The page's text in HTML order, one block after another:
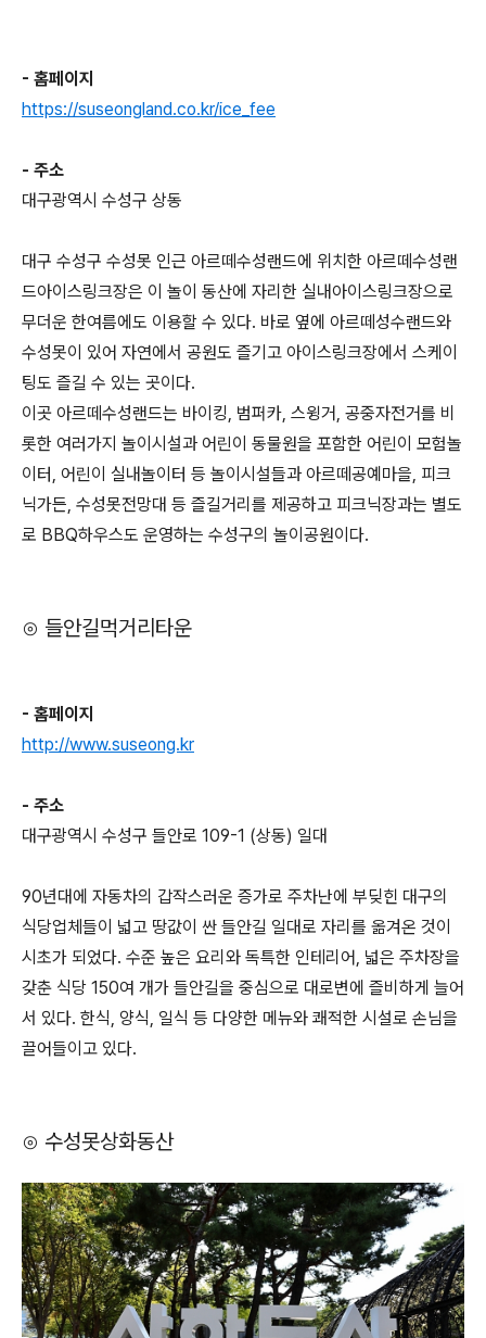
- 홈페이지
https://suseongland.co.kr/ice_fee
- 주소
대구광역시 수성구 상동
대구 수성구 수성못 인근 아르떼수성랜드에 위치한 아르떼수성랜
드아이스링크장은 이 놀이 동산에 자리한 실내아이스링크장으로
무더운 한여름에도 이용할 수 있다. 바로 옆에 아르떼성수랜드와
수성못이 있어 자연에서 공원도 즐기고 아이스링크장에서 스케이
팅도 즐길 수 있는 곳이다.
이곳 아르떼수성랜드는 바이킹, 범퍼카, 스윙거, 공중자전거를 비
롯한 여러가지 놀이시설과 어린이 동물원을 포함한 어린이 모험놀
이터, 어린이 실내놀이터 등 놀이시설들과 아르떼공예마을, 피크
닉가든, 수성못전망대 등 즐길거리를 제공하고 피크닉장과는 별도
로 BBQ하우스도 운영하는 수성구의 놀이공원이다.
⊙ 들안길먹거리타운
- 홈페이지
http://www.suseong.kr
- 주소
대구광역시 수성구 들안로 109-1 (상동) 일대
90년대에 자동차의 갑작스러운 증가로 주차난에 부딪힌 대구의
식당업체들이 넓고 땅값이 싼 들안길 일대로 자리를 옮겨온 것이
시초가 되었다. 수준 높은 요리와 독특한 인테리어, 넓은 주차장을
갖춘 식당 150여 개가 들안길을 중심으로 대로변에 즐비하게 늘어
서 있다. 한식, 양식, 일식 등 다양한 메뉴와 쾌적한 시설로 손님을
끌어들이고 있다.
⊙ 수성못상화동산